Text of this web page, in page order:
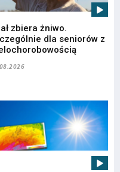
zbiera żniwo.
dla seniorów z